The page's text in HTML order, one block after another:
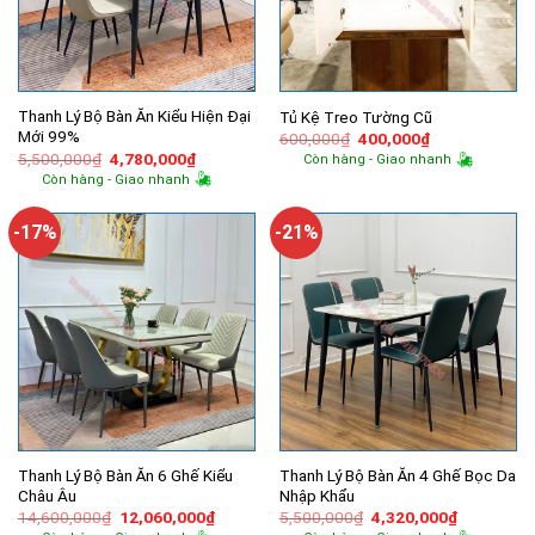
Thanh Lý Bộ Bàn Ăn Kiểu Hiện Đại
Mới 99%
5,500,000₫ Giá
gốc
là:
4,780,000₫Giá
hiện
tại
4,780,000₫.
Còn hàng - Giao nhanh
Tủ Kệ Treo Tường Cũ
600,000₫ Giá
gốc
là:
400,000₫Giá
hiện
tại
Còn hàng - Giao nhanh
-17%
Thanh Lý Bộ Bàn Ăn 6 Ghế Kiểu
Châu Âu
14,600,000₫ Giá
12,060,000₫Giá
-21%
Thanh Lý Bộ Bàn Ăn 4 Ghế Bọc Da
Nhập Khẩu
5,500,000₫ Giá
4,320,000₫Giá